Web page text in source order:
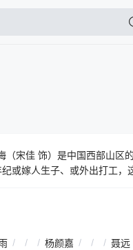
宋佳 饰）是中国西部山区
或嫁人生子、或外出打工，
没经费、没经验的重重困
，新的问题和困难也随之而
/ / / 杨颜嘉 / / / 聂远